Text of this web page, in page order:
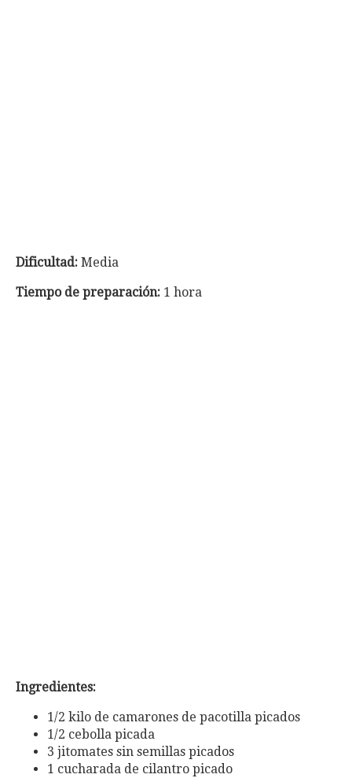
Dificultad: Media
Tiempo de preparación: 1 hora
Ingredientes:
1/2 kilo de camarones de pacotilla picados
1/2 cebolla picada
3 jitomates sin semillas picados
1 cucharada de cilantro picado